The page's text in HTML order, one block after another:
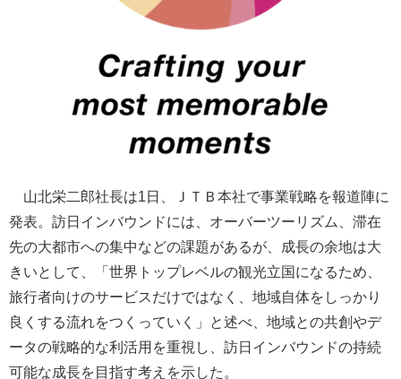
山北栄二郎社長は1日、ＪＴＢ本社で事業戦略を報道陣に
発表。訪日インバウンドには、オーバーツーリズム、滞在
先の大都市への集中などの課題があるが、成長の余地は大
きいとして、「世界トップレベルの観光立国になるため、
旅行者向けのサービスだけではなく、地域自体をしっかり
良くする流れをつくっていく」と述べ、地域との共創やデ
ータの戦略的な利活用を重視し、訪日インバウンドの持続
可能な成長を目指す考えを示した。